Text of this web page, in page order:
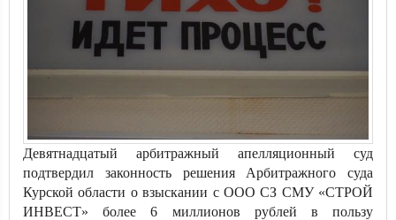
Девятнадцатый арбитражный апелляционный суд
подтвердил законность решения Арбитражного суда
Курской области о взыскании с ООО СЗ СМУ «СТРОЙ
ИНВЕСТ» более 6 миллионов рублей в пользу